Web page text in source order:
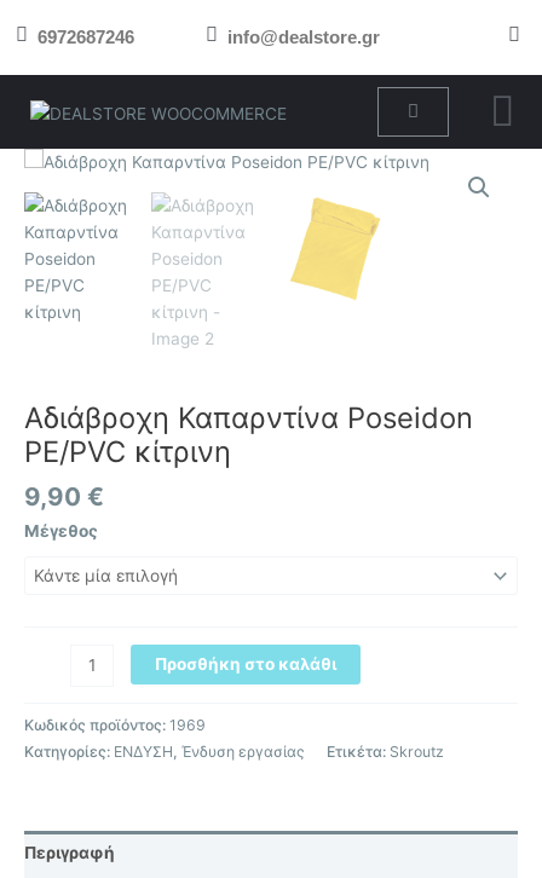
στο 6972687246 info@dealstore.gr
Cart
Αδιάβροχη Καπαρντίνα Poseidon
PE/PVC κίτρινη
9,90 €
Μέγεθος
Αδιάβροχη
Καπαρντίνα
Poseidon
PE/PVC
κίτρινη
ποσότητα
Προσθήκη στο καλάθι
Κωδικός προϊόντος: 1969
Κατηγορίες: ΕΝΔΥΣΗ Ένδυση εργασίας Ετικέτα: Skroutz
Περιγραφή